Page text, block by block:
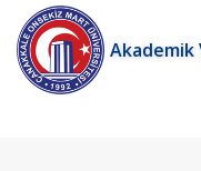
Akademik